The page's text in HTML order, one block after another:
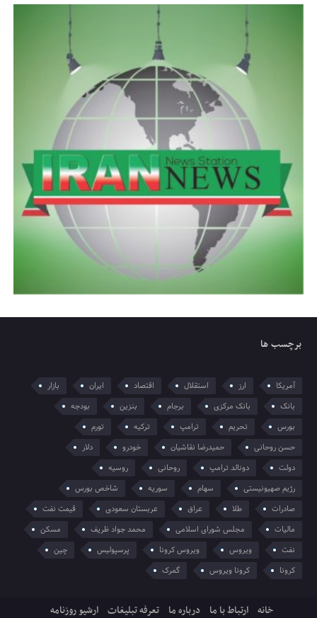
برچسب ها
آمریکا ارز استقلال اقتصاد ایران
بازار
بانک
بانک مرکزی برجام بنزین
بودجه
بورس
تحریم ترامپ ترکیه
تورم
حسن روحانی
حمیدرضا نقاشیان خودرو
دلار
دولت
دونالد ترامپ روحانی
روسیه
رژیم صهیونیستی
سهام سوریه
شاخص بورس
صادرات
طلا عراق عربستان سعودی
قیمت نفت
مالیات
مجلس شورای اسلامی محمد جواد ظریف
مسکن
نفت
ویروس ویروس کرونا پرسپولیس
چین
کرونا
کرونا ویروس گمرک
خانه ارتباط با ما درباره ما تعرفه تبلیغات ارشیو روزنامه